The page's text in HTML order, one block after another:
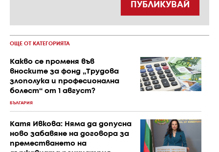
ПУБЛИКУВАЙ
ОЩЕ ОТ КАТЕГОРИЯТА
Какво се променя във
вноските за фонд „Трудова
злополука и професионална
болест“ от 1 август?
БЪЛГАРИЯ
Катя Ивкова: Няма да допусна
ново забавяне на договора за
преместването на